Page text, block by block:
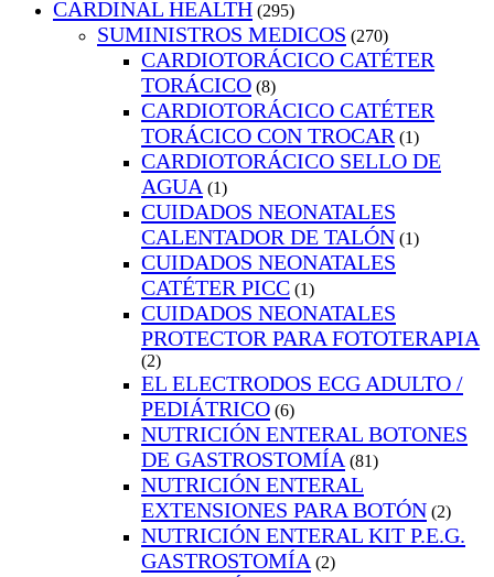
CARDINAL HEALTH (295)
SUMINISTROS MEDICOS (270)
CARDIOTORÁCICO CATÉTER
TORÁCICO (8)
CARDIOTORÁCICO CATÉTER
TORÁCICO CON TROCAR (1)
CARDIOTORÁCICO SELLO DE
AGUA (1)
CUIDADOS NEONATALES
CALENTADOR DE TALÓN (1)
CUIDADOS NEONATALES
CATÉTER PICC (1)
CUIDADOS NEONATALES
PROTECTOR PARA FOTOTERAPIA
(2)
EL ELECTRODOS ECG ADULTO /
PEDIÁTRICO (6)
NUTRICIÓN ENTERAL BOTONES
DE GASTROSTOMÍA (81)
NUTRICIÓN ENTERAL
EXTENSIONES PARA BOTÓN (2)
NUTRICIÓN ENTERAL KIT P.E.G.
GASTROSTOMÍA (2)